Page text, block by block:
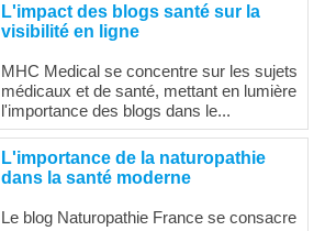
L'impact des blogs santé sur la
visibilité en ligne
MHC Medical se concentre sur les sujets
médicaux et de santé, mettant en lumière
l'importance des blogs dans le...
L'importance de la naturopathie
dans la santé moderne
Le blog Naturopathie France se consacre